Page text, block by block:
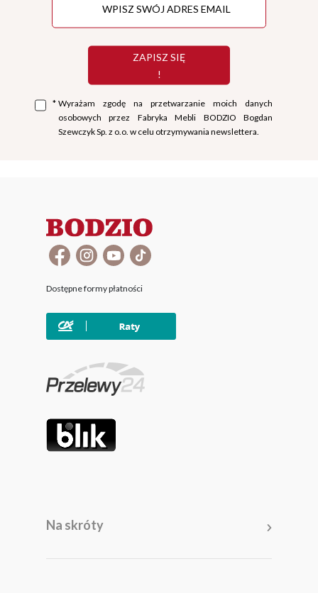
ZAPISZ SIĘ
!
* Wyrażam zgodę na przetwarzanie moich danych
osobowych przez Fabryka Mebli BODZIO Bogdan
Szewczyk Sp. z o.o. w celu otrzymywania newslettera.
Dostępne formy płatności
Na skróty